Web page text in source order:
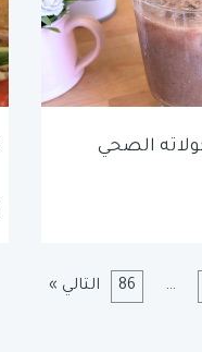
الصحي
…
86 التالي »